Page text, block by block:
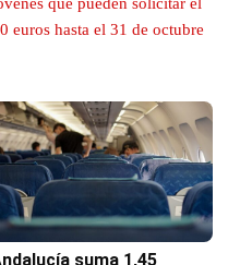
euros hasta el 31 de octubre
suma 1,45